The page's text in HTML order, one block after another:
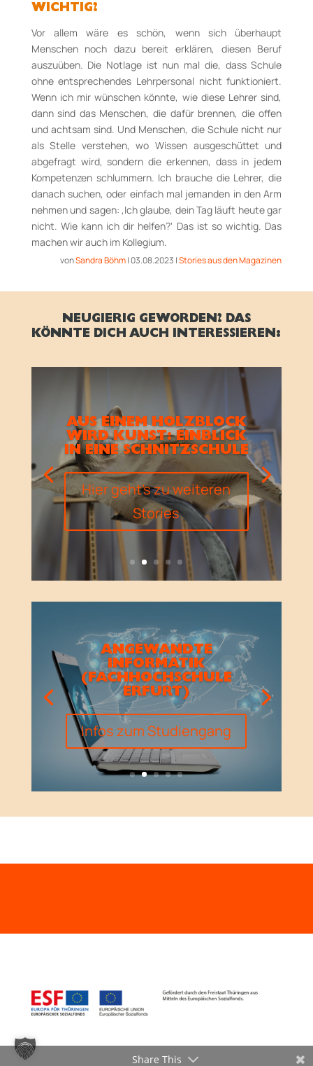
WICHTIG?
Vor allem wäre es schön, wenn sich überhaupt
Menschen noch dazu bereit erklären, diesen Beruf
auszuüben. Die Notlage ist nun mal die, dass Schule
ohne entsprechendes Lehrpersonal nicht funktioniert.
Wenn ich mir wünschen könnte, wie diese Lehrer sind,
dann sind das Menschen, die dafür brennen, die offen
und achtsam sind. Und Menschen, die Schule nicht nur
als Stelle verstehen, wo Wissen ausgeschüttet und
abgefragt wird, sondern die erkennen, dass in jedem
Kompetenzen schlummern. Ich brauche die Lehrer, die
danach suchen, oder einfach mal jemanden in den Arm
nehmen und sagen: ‚Ich glaube, dein Tag läuft heute gar
nicht. Wie kann ich dir helfen?‘ Das ist so wichtig. Das
machen wir auch im Kollegium.
vonSandra Böhm|03.08.2023 |Stories aus den Magazinen
NEUGIERIG GEWORDEN? DAS
KÖNNTE DICH AUCH INTERESSIEREN:
AUS EINEM HOLZBLOCK
WIRD KUNST: EINBLICK
IN EINE SCHNITZSCHULE
Hier geht's zu weiteren
Stories
ANGEWANDTE
INFORMATIK
(FACHHOCHSCHULE
ERFURT)
Infos zum Studiengang
Share This